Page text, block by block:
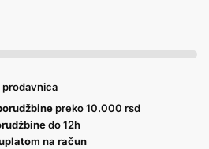
prodavnica
preko 10.000 rsd
do 12h
na račun